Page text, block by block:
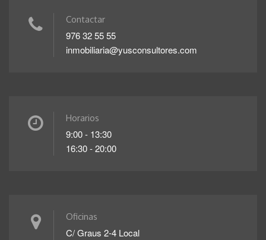
Contactar
976 32 55 55
inmobiliaria@yusconsultores.com
Horarios
9:00 - 13:30
16:30 - 20:00
Oficinas
C/ Graus 2-4 Local